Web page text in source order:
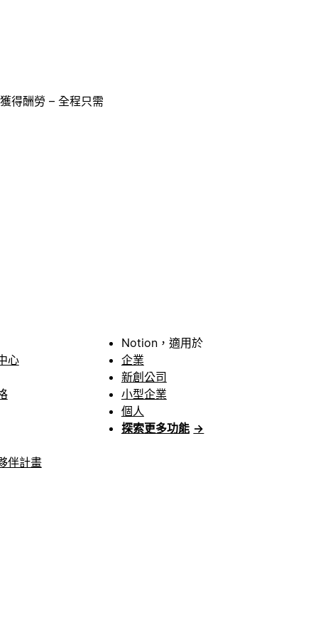
得酬勞 – 全程只需
心
伴計畫
Notion，適用於
企業
新創公司
小型企業
個人
探索更多功能 →